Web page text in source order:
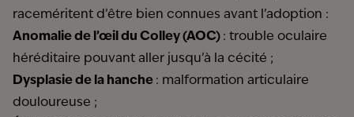
raceméritent d’être bien connues avant l’adoption :
Anomalie de l’œil du Colley (AOC) : trouble oculaire
héréditaire pouvant aller jusqu’à la cécité ;
Dysplasie de la hanche : malformation articulaire
douloureuse ;